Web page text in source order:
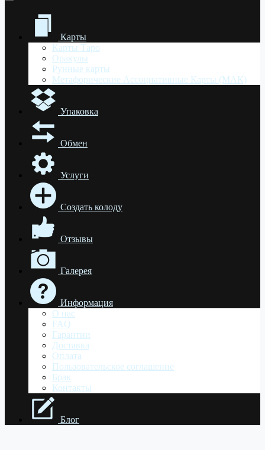
Карты
Карты Таро
Оракулы
Рунные карты
Метафорические Ассоциативные Карты (МАК)
Упаковка
Обмен
Услуги
Создать колоду
Отзывы
Галерея
Информация
О нас
FAQ
Гарантии
Доставка
Оплата
Пользовательское соглашение
Брак
Контакты
Блог